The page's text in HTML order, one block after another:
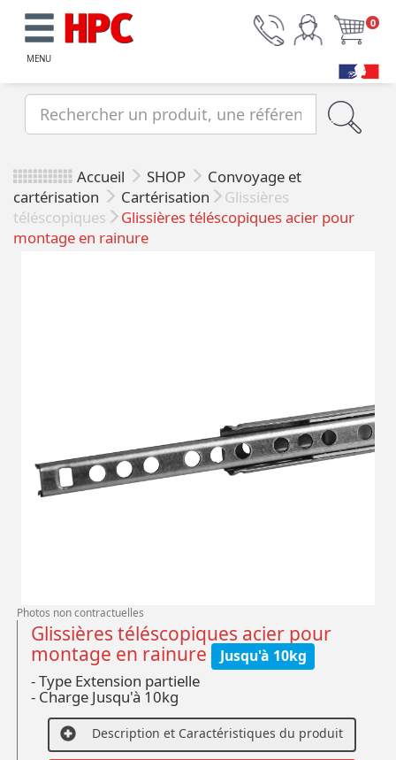
MENU
0
Accueil SHOP
Convoyage et
cartérisation
Cartérisation
Glissières
téléscopiques
Glissières téléscopiques acier pour
montage en rainure
Photos non contractuelles
Glissières téléscopiques acier pour
montage en rainure Jusqu'à 10kg
- Type Extension partielle
- Charge Jusqu'à 10kg
Description et Caractéristiques du produit